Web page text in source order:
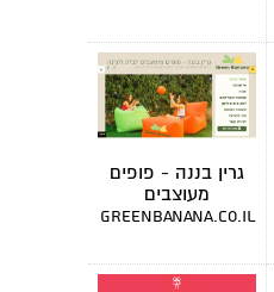
גרין בננה - פופים
מעוצבים
greenbanana.co.il